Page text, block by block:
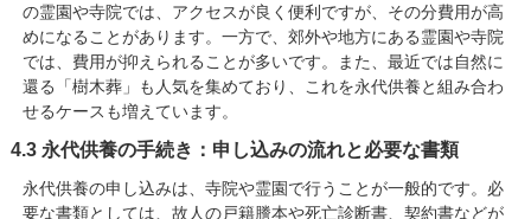
の霊園や寺院では、アクセスが良く便利ですが、その分費用が高
めになることがあります。一方で、郊外や地方にある霊園や寺院
では、費用が抑えられることが多いです。また、最近では自然に
還る「樹木葬」も人気を集めており、これを永代供養と組み合わ
せるケースも増えています。
4.3 永代供養の手続き：申し込みの流れと必要な書類
永代供養の申し込みは、寺院や霊園で行うことが一般的です。必
要な書類としては、故人の戸籍謄本や死亡診断書、契約書などが